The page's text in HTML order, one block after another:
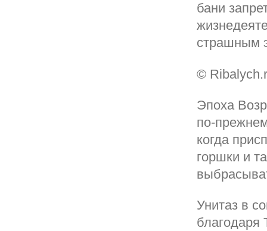
бани
страшным
©
Эпоха
по-
когда
горшки и
Унитаз в
благодаря